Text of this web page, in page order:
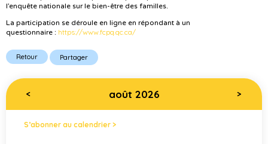
l’enquête nationale sur le bien-être des familles.
La participation se déroule en ligne en répondant à un
questionnaire : https://www.fcpq.qc.ca/
Retour Partager
< août 2026 >
S’abonner au calendrier >